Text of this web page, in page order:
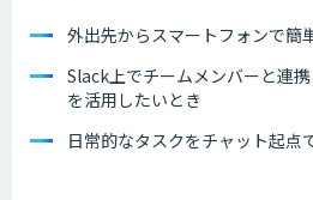
外出先からスマートフォンで簡
Slack上でチームメンバーと連
を活用したいとき
日常的なタスクをチャット起点